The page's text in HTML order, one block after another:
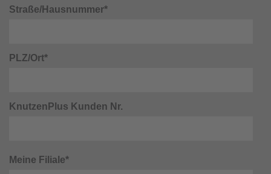
Straße/Hausnummer*
PLZ/Ort*
KnutzenPlus Kunden Nr.
Meine Filiale*